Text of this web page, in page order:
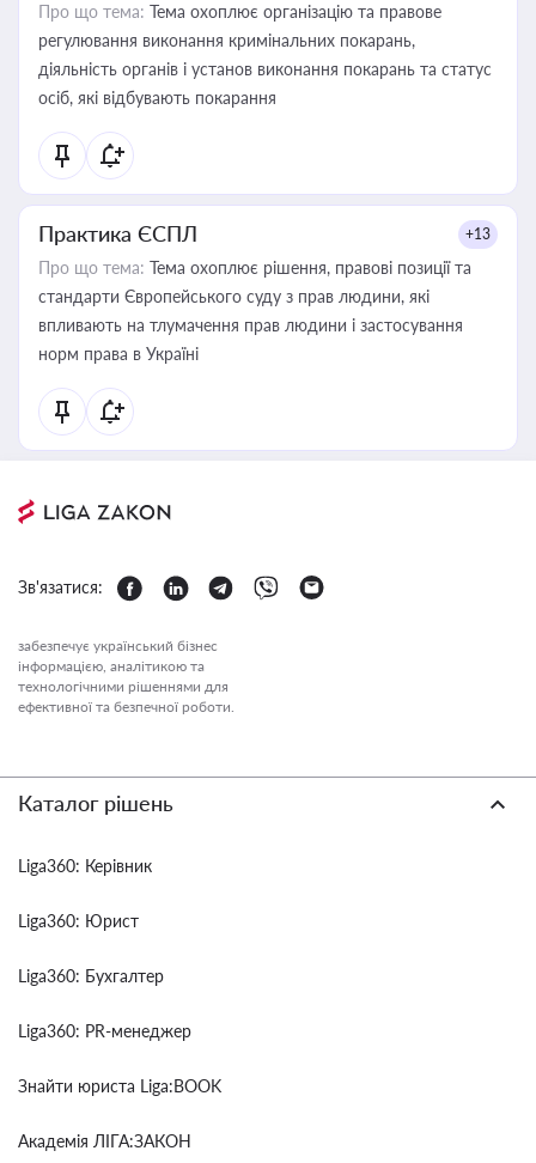
Про що тема: Тема охоплює організацію та правове
регулювання виконання кримінальних покарань,
діяльність органів і установ виконання покарань та статус
осіб, які відбувають покарання
Практика ЄСПЛ +13
Про що тема: Тема охоплює рішення, правові позиції та
стандарти Європейського суду з прав людини, які
впливають на тлумачення прав людини і застосування
норм права в Україні
Зв'язатися:
забезпечує український бізнес
інформацією, аналітикою та
технологічними рішеннями для
ефективної та безпечної роботи.
Каталог рішень
Liga360: Керівник
Liga360: Юрист
Liga360: Бухгалтер
Liga360: PR-менеджер
Знайти юриста Liga:BOOK
Академія ЛІГА:ЗАКОН